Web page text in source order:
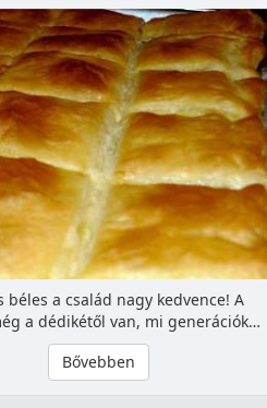
béles a család nagy kedvence! A
a dédikétől van, mi generációk…
Bővebben